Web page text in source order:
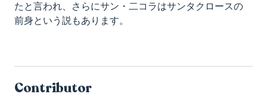
たと言われ、さらにサン・二コラはサンタクロースの
前身という説もあります。
Contributor